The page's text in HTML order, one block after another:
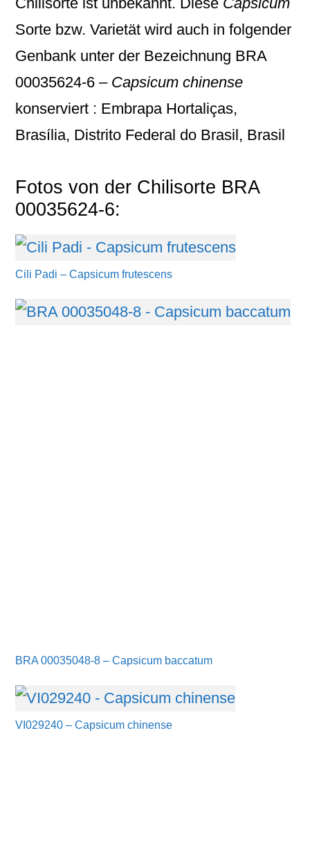
Sorte bzw. Varietät wird auch in folgender
Genbank unter der Bezeichnung BRA
00035624-6 – Capsicum chinense
konserviert : Embrapa Hortaliças,
Brasília, Distrito Federal do Brasil, Brasil
Fotos von der Chilisorte BRA
00035624-6:
Cili Padi – Capsicum frutescens
BRA 00035048-8 – Capsicum baccatum
VI029240 – Capsicum chinense